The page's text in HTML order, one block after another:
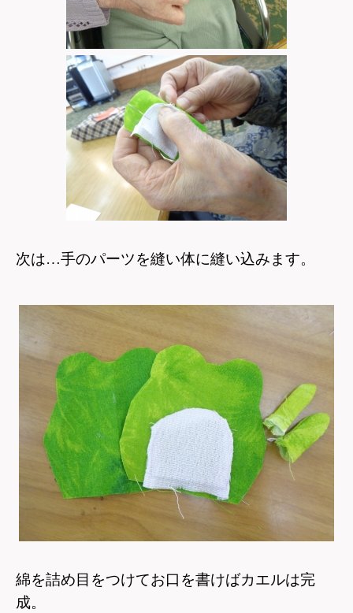
次は…手のパーツを縫い体に縫い込みます。
綿を詰め目をつけてお口を書けばカエルは完
成。